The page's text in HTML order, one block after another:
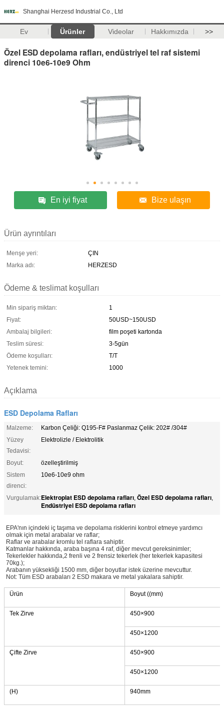
Shanghai Herzesd Industrial Co., Ltd
Ev Ürünler Videolar Hakkımızda >>
Özel ESD depolama rafları, endüstriyel tel raf sistemi
direnci 10e6-10e9 Ohm
En iyi fiyat Bize ulaşın
Ürün ayrıntıları
Menşe yeri:
ÇIN
Marka adı:
HERZESD
Ödeme & teslimat koşulları
Min sipariş miktarı:
1
Fiyat:
50USD~150USD
Ambalaj bilgileri:
film poşeti kartonda
Teslim süresi:
3-5gün
Ödeme koşulları:
T/T
Yetenek temini:
1000
Açıklama
ESD Depolama Rafları
Malzeme:
Karbon Çeliği: Q195-F# Paslanmaz Çelik: 202# /304#
Yüzey
Tedavisi:
Elektrolizle / Elektrolitik
Boyut:
özelleştirilmiş
Sistem
direnci:
10e6-10e9 ohm
Vurgulamak:Elektroplat ESD depolama rafları, Özel ESD depolama rafları,
Endüstriyel ESD depolama rafları
EPA'nın içindeki iç taşıma ve depolama risklerini kontrol etmeye yardımcı
olmak için metal arabalar ve raflar;
Raflar ve arabalar kromlu tel raflara sahiptir.
Katmanlar hakkında, araba başına 4 raf, diğer mevcut gereksinimler;
Tekerlekler hakkında,2 frenli ve 2 frensiz tekerlek (her tekerlek kapasitesi
70kg.);
Arabanın yüksekliği 1500 mm, diğer boyutlar istek üzerine mevcuttur.
Not: Tüm ESD arabaları 2 ESD makara ve metal yakalara sahiptir.
Ürün Boyut ((mm)
Tek Zirve 450×900
450×1200
Çifte Zirve 450×900
450×1200
(H) 940mm